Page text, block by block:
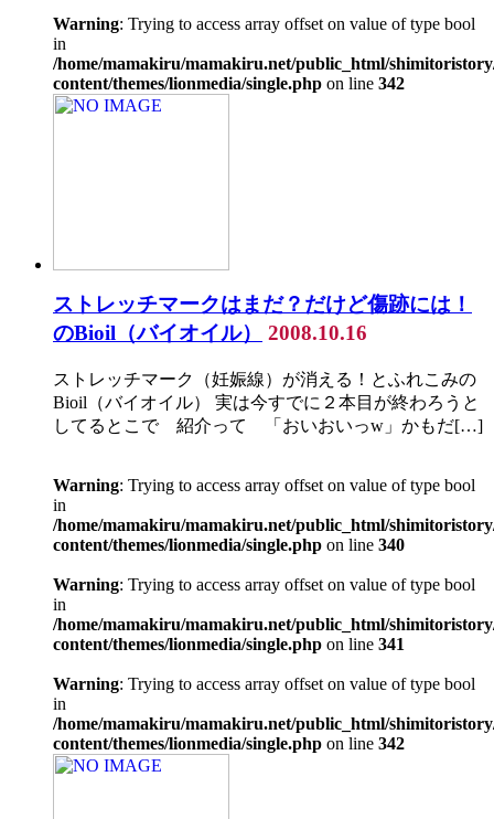
Warning: Trying to access array offset on value of type bool
in
/home/mamakiru/mamakiru.net/public_html/
content/themes/lionmedia/single.php on line 342
ストレッチマークはまだ？だけど傷跡には！
のBioil（バイオイル）
2008.10.16
ストレッチマーク（妊娠線）が消える！とふれこみの
Bioil（バイオイル） 実は今すでに２本目が終わろうと
してるとこで 紹介って 「おいおいっw」かもだ[…]
Warning: Trying to access array offset on value of type bool
in
/home/mamakiru/mamakiru.net/public_html/
content/themes/lionmedia/single.php on line 340
Warning: Trying to access array offset on value of type bool
in
/home/mamakiru/mamakiru.net/public_html/
content/themes/lionmedia/single.php on line 341
Warning: Trying to access array offset on value of type bool
in
/home/mamakiru/mamakiru.net/public_html/
content/themes/lionmedia/single.php on line 342